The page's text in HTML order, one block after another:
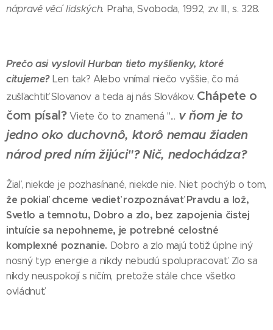
nápravě věcí lidských. Praha, Svoboda, 1992, zv. III., s. 328.
Prečo asi vyslovil Hurban tieto myšlienky, ktoré
citujeme?Len tak? Alebo vnímal niečo vyššie, čo má
zušľachtiť Slovanov a teda aj nás Slovákov. Chápete o
čom písal?Viete čo to znamená "... v ňom je to
jedno oko duchovnô, ktorô nemau žiaden
národ pred ním žijúci"? Nič, nedochádza?
Žiaľ, niekde je pozhasínané, niekde nie. Niet pochýb o tom,
že pokiaľ chceme vedieť rozpoznávať Pravdu a lož,
Svetlo a temnotu, Dobro a zlo, bez zapojenia čistej
intuície sa nepohneme, je potrebné celostné
komplexné poznanie. Dobro a zlo majú totiž úplne iný
nosný typ energie a nikdy nebudú spolupracovať. Zlo sa
nikdy neuspokojí s ničím, pretože stále chce všetko
ovládnuť.